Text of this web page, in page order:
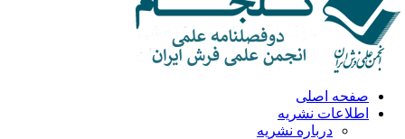
صفحه اصلی
اطلاعات نشریه
درباره نشریه